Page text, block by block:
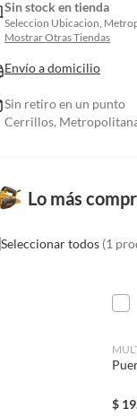
Sin stock en tienda
Seleccion Ubicacion,
Mostrar Otras Tiendas
Envío a domicilio
Sin retiro en un punto
Cerrillos,
Lo más
Seleccionar todos (1
$